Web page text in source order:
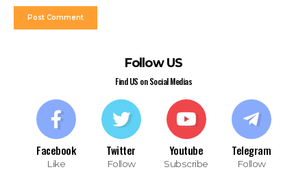
Follow US
Find US on Social Medias
Facebook
Like
Twitter
Follow
Youtube
Subscribe
Telegram
Follow